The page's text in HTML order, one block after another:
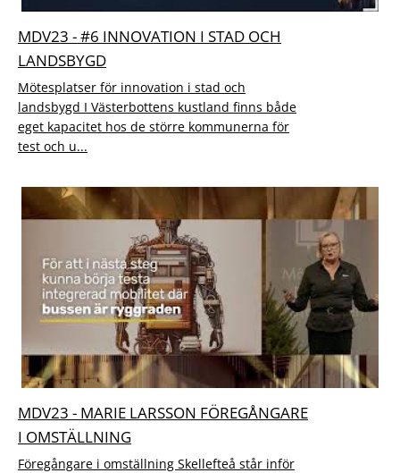
MDV23 - #6 INNOVATION I STAD OCH
LANDSBYGD
Mötesplatser för innovation i stad och
landsbygd I Västerbottens kustland finns både
eget kapacitet hos de större kommunerna för
test och u...
MDV23 - MARIE LARSSON FÖREGÅNGARE
I OMSTÄLLNING
Föregångare i omställning Skellefteå står inför